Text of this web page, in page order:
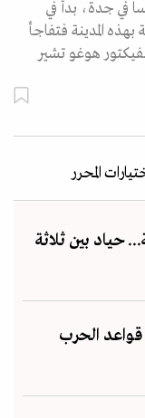
في جدة، بدأ في
المدينة فتفاجأ
هوغو تشير
المحرر
حياد بين ثلاثة
الحرب